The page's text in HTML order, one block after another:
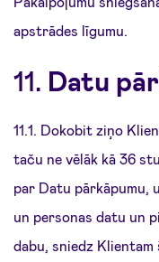
apstrādes līgumu.
11. Datu
11.1. Dokobit ziņo
taču ne vēlāk kā 36
par Datu pārkāpumu,
un personas datu un
dabu, sniedz